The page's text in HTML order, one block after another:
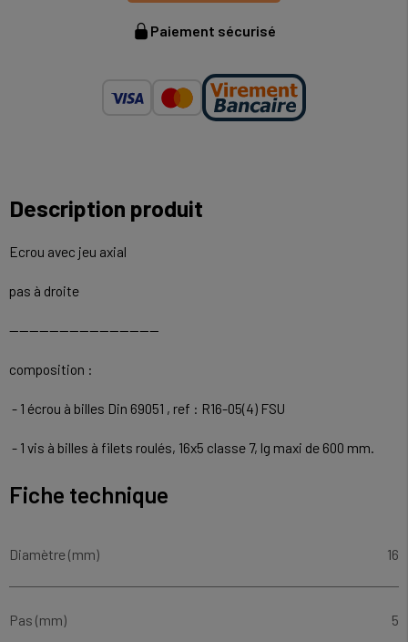
Paiement sécurisé
Description produit
Ecrou avec jeu axial
pas à droite
------------------------------
composition :
- 1 écrou à billes Din 69051 , ref : R16-05(4) FSU
- 1 vis à billes à filets roulés, 16x5 classe 7, lg maxi de 600 mm.
Fiche technique
Diamètre (mm) 16
Pas (mm) 5